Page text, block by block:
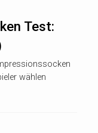
Test:
wählen